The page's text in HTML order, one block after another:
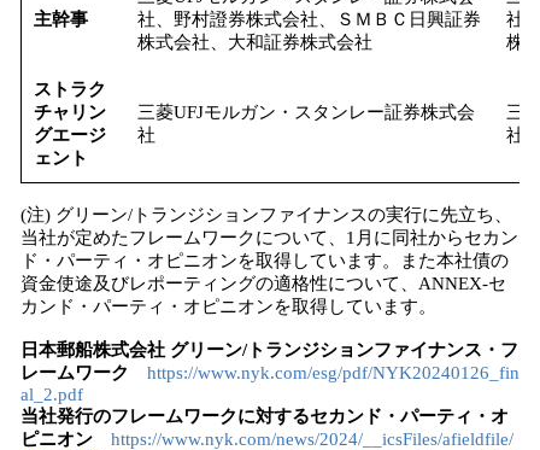
主幹事
社、野村證券株式会社、ＳＭＢＣ日興証券
株式会社、大和証券株式会社
社
株
ストラク
チャリン
グエージ
ェント
三菱UFJモルガン・スタンレー証券株式会
社
三
社
(注) グリーン/トランジションファイナンスの実行に先立ち、
当社が定めたフレームワークについて、1月に同社からセカン
ド・パーティ・オピニオンを取得しています。また本社債の
資金使途及びレポーティングの適格性について、ANNEX-セ
カンド・パーティ・オピニオンを取得しています。
日本郵船株式会社 グリーン/トランジションファイナンス・フ
レームワーク
https://www.nyk.com/esg/pdf/NYK20240126_fin
al_2.pdf
当社発行のフレームワークに対するセカンド・パーティ・オ
ピニオン
https://www.nyk.com/news/2024/__icsFiles/afieldfile/